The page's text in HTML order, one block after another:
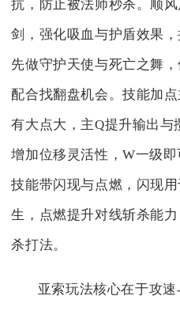
抗，防止被法师秒杀。顺
剑，强化吸血与护盾效果
先做守护天使与死亡之舞
配合找翻盘机会。技能加
有大点大，主Q提升输出与
增加位移灵活性，W一级
技能带闪现与点燃，闪现
生，点燃提升对线斩杀能
杀打法。
亚索玩法核心在于攻